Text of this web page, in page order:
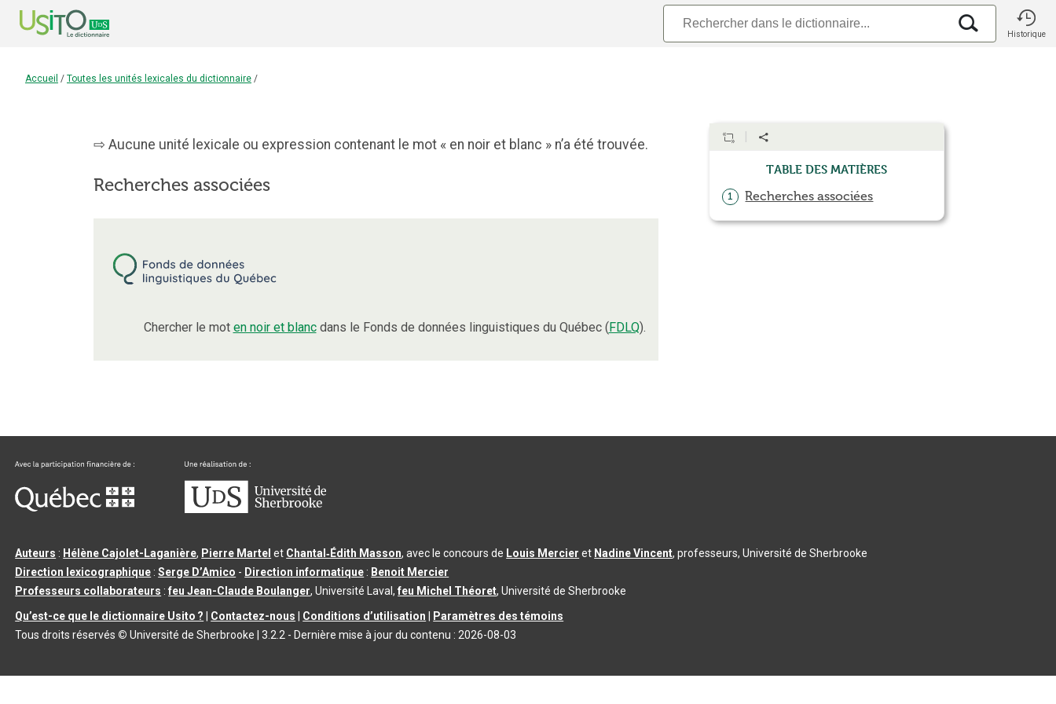
Historique
Accueil / Toutes les unités lexicales du dictionnaire /
Aucune unité lexicale ou expression contenant le mot « en noir et blanc » n’a été trouvée.
Recherches associées
Chercher le mot en noir et blancdans le Fonds de données linguistiques du Québec (FDLQ).
Table des matières
1 Recherches associées
Auteurs : Hélène Cajolet-Laganière, Pierre Martel et Chantal‑Édith Masson, avec le concours de Louis Mercier et Nadine Vincent, professeurs, Université de Sherbrooke
Direction lexicographique :Serge D’Amico - Direction informatique : Benoit Mercier
Professeurs collaborateurs :feu Jean-Claude Boulanger, Université Laval,feu Michel Théoret, Université de Sherbrooke
Qu’est-ce que le dictionnaire Usito ?
Contactez-nous Conditions d’utilisation
Paramètres des témoins
Tous droits réservés © Université de Sherbrooke |3.2.2 - Dernière mise à jour du contenu : 2026-08-03